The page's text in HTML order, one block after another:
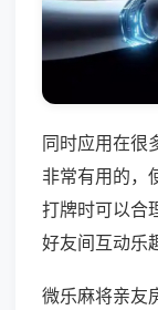
同时应用在很
非常有用的，
打牌时可以合
好友间互动乐
微乐麻将亲友